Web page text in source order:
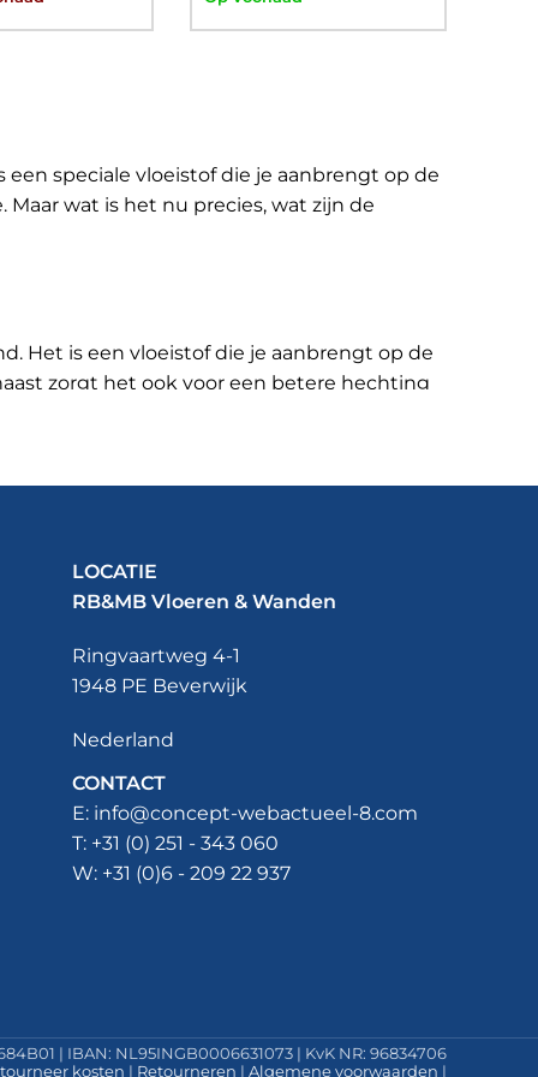
speciale vloeistof die je aanbrengt op de
. Maar wat is het nu precies, wat zijn de
Het is een vloeistof die je aanbrengt op de
zorgt het ook voor een betere hechting
LOCATIE
RB&MB Vloeren & Wanden
Ringvaartweg 4-1
1948 PE Beverwijk
Nederland
CONTACT
E: info@concept-webactueel-8.com
T: +31 (0) 251 - 343 060
W: +31 (0)6 - 209 22 937
| IBAN: NL95INGB0006631073 | KvK NR: 96834706
kosten | Retourneren | Algemene voorwaarden |